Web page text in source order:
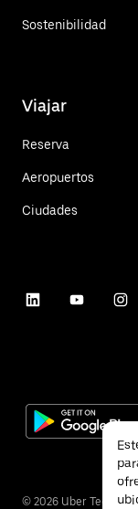
Sostenibilidad
Viajar
Reserva
Aeropuertos
Ciudades
© 2026 Uber